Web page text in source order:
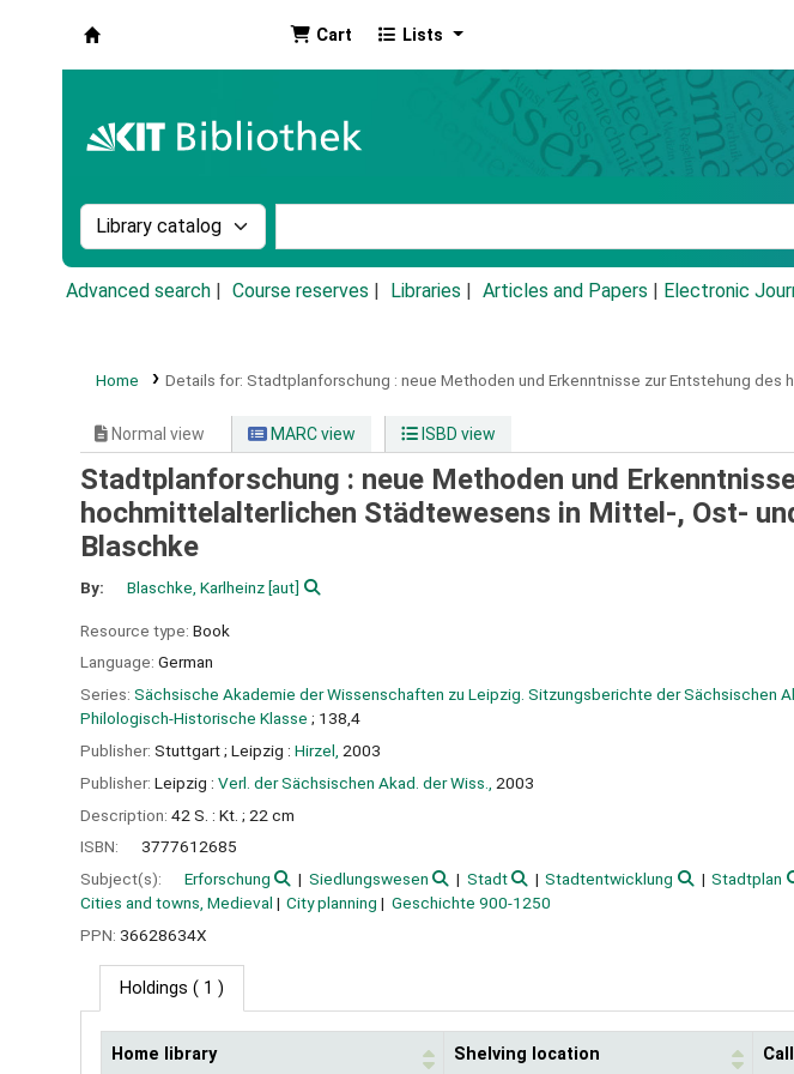
Cart Lists
Search the catalog by:
Advanced search Course reserves Libraries Articles and Papers Electronic
Home Details for: Stadtplanforschung : neue Methoden und Erkenntnisse zur Entstehung
Normal view MARC view ISBD view
Stadtplanforschung : neue Methoden und
hochmittelalterlichen Städtewesens in Mittel-, Ost-
Blaschke
By: Blaschke, Karlheinz[aut]
Resource type: Book
Language: German
Series: Sächsische Akademie der Wissenschaften zu Leipzig. Sitzungsberichte der Sächsischen
Philologisch-Historische Klasse ; 138,4
Publisher: Stuttgart ; Leipzig : Hirzel, 2003
Publisher: Leipzig : Verl. der Sächsischen Akad. der Wiss.,
2003
Description: 42 S. : Kt. ; 22 cm
ISBN:
3777612685
Subject(s):
Erforschung Siedlungswesen Stadt Stadtentwicklung Stadtplan
Cities and towns, Medieval
City planning
Geschichte 900-1250
PPN: 36628634X
Holdings ( 1 )
Home library Shelving location